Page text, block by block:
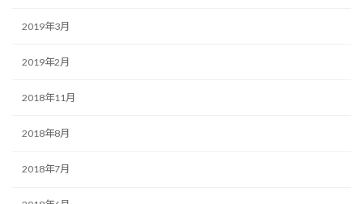
2019年3月
2019年2月
2018年11月
2018年8月
2018年7月